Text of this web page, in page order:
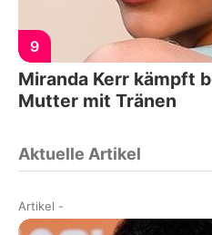
9
Miranda Kerr kämpft
Mutter mit Tränen
Aktuelle Artikel
Artikel -